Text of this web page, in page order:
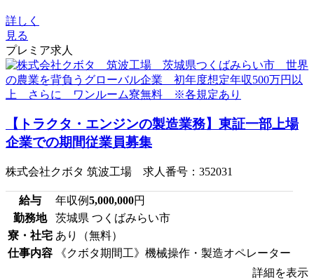
詳しく
見る
プレミア求人
【トラクタ・エンジンの製造業務】東証一部上場
企業での期間従業員募集
株式会社クボタ 筑波工場 求人番号：352031
給与 年収例5,000,000円
勤務地
茨城県 つくばみらい市
寮・社宅 あり（無料）
仕事内容
《クボタ期間工》機械操作・製造オペレーター
詳細を表示